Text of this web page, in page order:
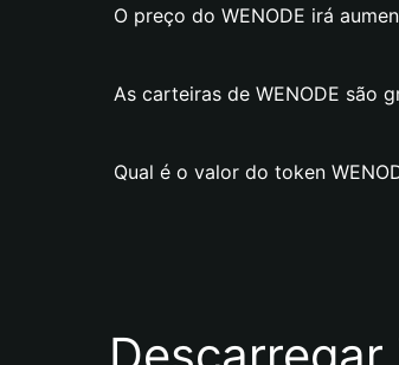
O preço do WENODE irá
As carteiras de WENODE são
Qual é o valor do token